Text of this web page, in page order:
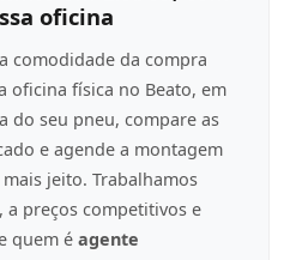
oficina
comodidade da compra
oficina física no Beato, em
do seu pneu, compare as
e agende a montagem
jeito. Trabalhamos
a preços competitivos e
quem é agente